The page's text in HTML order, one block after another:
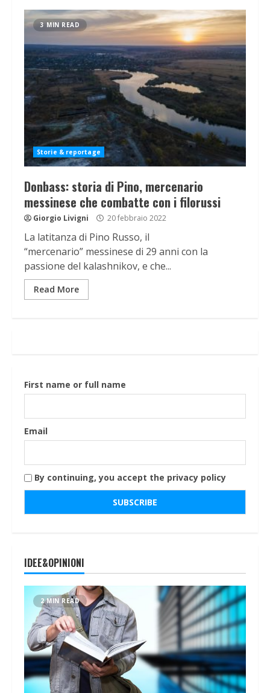
3 MIN READ
Storie & reportage
Donbass: storia di Pino, mercenario
messinese che combatte con i filorussi
Giorgio Livigni 20 febbraio 2022
La latitanza di Pino Russo, il
“mercenario” messinese di 29 anni con la
passione del kalashnikov, e che...
Read More
First name or full name
Email
By continuing, you accept the privacy policy
IDEE&OPINIONI
2 MIN READ